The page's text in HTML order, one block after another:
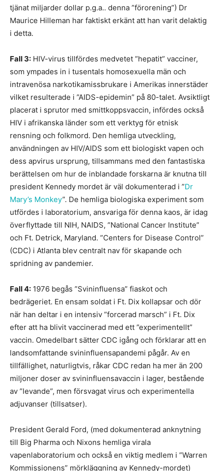
tjänat miljarder dollar p.g.a.. denna ”förorening”) Dr
Maurice Hilleman har faktiskt erkänt att han varit delaktig
i detta.
Fall 3: HIV-virus tillfördes medvetet ”hepatit” vacciner,
som ympades in i tusentals homosexuella män och
intravenösa narkotikamissbrukare i Amerikas innerstäder
vilket resulterade i ”AIDS-epidemin” på 80-talet. Avsiktligt
placerat i sprutor med smittkoppsvaccin, infördes också
HIV i afrikanska länder som ett verktyg för etnisk
rensning och folkmord. Den hemliga utveckling,
användningen av HIV/AIDS som ett biologiskt vapen och
dess apvirus ursprung, tillsammans med den fantastiska
berättelsen om hur de inblandade forskarna är knutna till
president Kennedy mordet är väl dokumenterad i ”Dr
Mary’s Monkey”. De hemliga biologiska experiment som
utfördes i laboratorium, ansvariga för denna kaos, är idag
överflyttade till NIH, NAIDS, ”National Cancer Institute”
och Ft. Detrick, Maryland. ”Centers for Disease Control”
(CDC) i Atlanta blev centralt nav för skapande och
spridning av pandemier.
Fall 4: 1976 begås ”Svininfluensa” fiaskot och
bedrägeriet. En ensam soldat i Ft. Dix kollapsar och dör
när han deltar i en intensiv ”forcerad marsch” i Ft. Dix
efter att ha blivit vaccinerad med ett ”experimentellt”
vaccin. Omedelbart sätter CDC igång och förklarar att en
landsomfattande svininfluensapandemi pågår. Av en
tillfällighet, naturligtvis, råkar CDC redan ha mer än 200
miljoner doser av svininfluensavaccin i lager, bestående
av ”levande”, men försvagat virus och experimentella
adjuvanser (tillsatser).
President Gerald Ford, (med dokumenterad anknytning
till Big Pharma och Nixons hemliga virala
vapenlaboratorium och också en viktig medlem i ”Warren
Kommissionens” mörkläggning av Kennedy-mordet)